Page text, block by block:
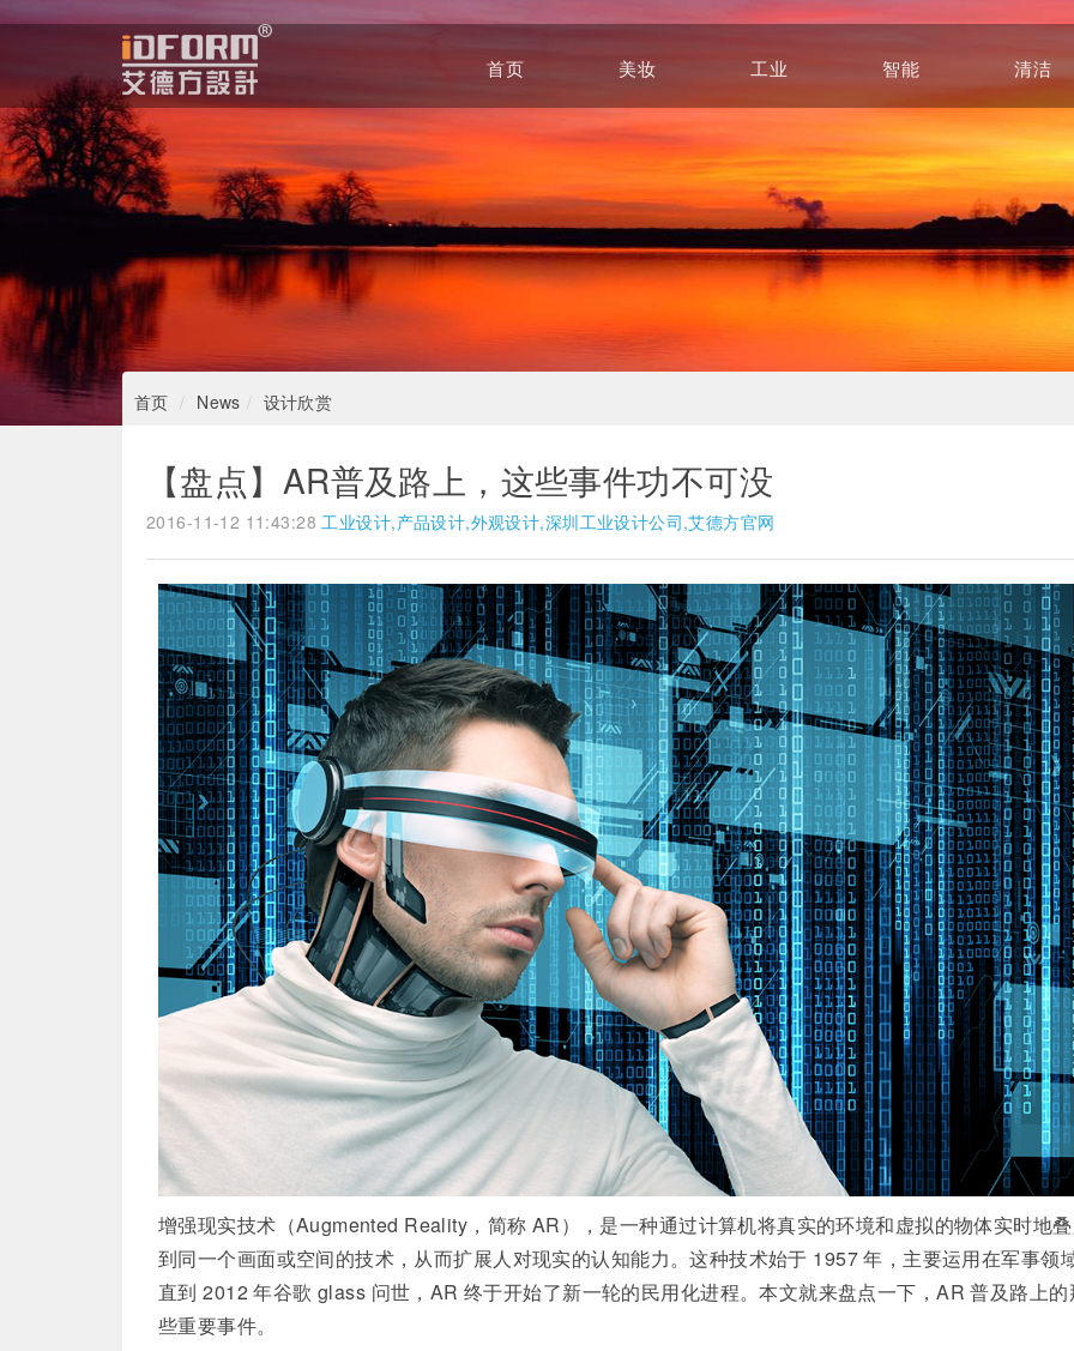
首页
美妆
工业
Intelligence
智能
清洁
首页 News 设计欣赏
【盘点】AR普及路上，这些事件功不可没
2016-11-12 11:43:28 工业设计,产品设计,外观设计,深圳工业设计公司,艾德方官网
增强现实技术（Augmented Reality，简称 AR），是一种通过计算机将真实的环境和虚拟的物体实时地
到同一个画面或空间的技术，从而扩展人对现实的认知能力。这种技术始于 1957 年，主要运用在军事领
直到 2012 年谷歌 glass 问世，AR 终于开始了新一轮的民用化进程。本文就来盘点一下，AR 普及路上的
些重要事件。